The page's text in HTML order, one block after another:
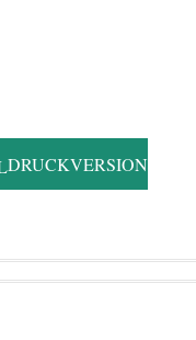
DRUCKVERSION